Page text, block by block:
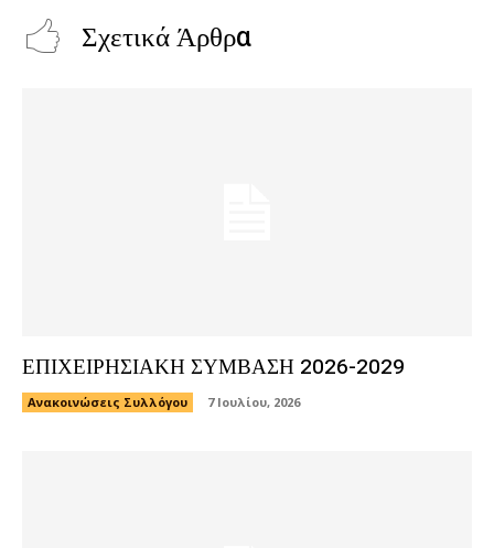
Σχετικά Άρθρα
ΕΠΙΧΕΙΡΗΣΙΑΚΗ ΣΥΜΒΑΣΗ 2026-2029
Ανακοινώσεις Συλλόγου 7 Ιουλίου, 2026